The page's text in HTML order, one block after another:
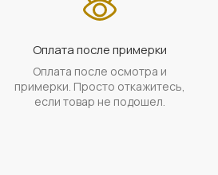
Оплата после примерки
Оплата после осмотра и
примерки. Просто откажитесь,
если товар не подошел.